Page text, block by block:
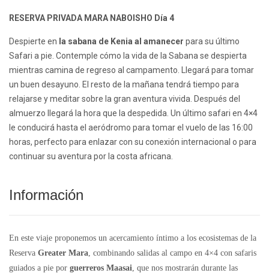
RESERVA PRIVADA MARA NABOISHO Día 4
Despierte en la sabana de Kenia al amanecer para su último
Safari a pie. Contemple cómo la vida de la Sabana se despierta
mientras camina de regreso al campamento. Llegará para tomar
un buen desayuno. El resto de la mañana tendrá tiempo para
relajarse y meditar sobre la gran aventura vivida. Después del
almuerzo llegará la hora que la despedida. Un último safari en 4×4
le conducirá hasta el aeródromo para tomar el vuelo de las 16:00
horas, perfecto para enlazar con su conexión internacional o para
continuar su aventura por la costa africana.
Información
En este viaje proponemos un acercamiento íntimo a los ecosistemas de la
Reserva Greater Mara , combinando salidas al campo en 4×4 con safaris
guiados a pie por guerreros Maasai , que nos mostrarán durante las